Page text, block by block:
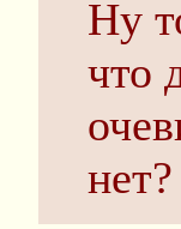
Ну
что
нет?